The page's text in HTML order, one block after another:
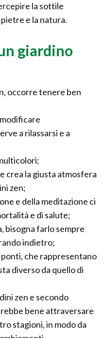
la sottile
e la natura.
giardino
occorre tenere ben
a rilassarsi e a
crea la giusta atmosfera
zen;
e della meditazione ci
e di salute;
bisogna farlo sempre
indietro;
che rappresentano
diverso da quello di
zen e secondo
bene attraversare
stagioni, in modo da